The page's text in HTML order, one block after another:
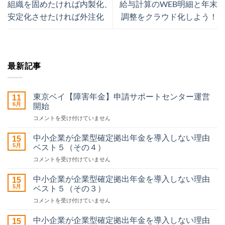
組織を固めたければ内製化、
安定化させたければ外注化
給与計算のWEB明細と年末
調整をクラウド化しよう！
最新記事
11
6月
東京ベイ【障害年金】申請サポートセンター運営
開始
東
ベ
イ
【障
害
金】
申
サ
ー
コメントを受け付けていません
15
5月
中小企業が企業型確定拠出年金を導入しない理由
ベスト５（その４）
中
企
業
企
型
コメントを受け付けていません
15
5月
中小企業が企業型確定拠出年金を導入しない理由
ベスト５（その３）
中
企
コメントを受け付けていません
15
中小企業が企業型確定拠出年金を導入しない理由